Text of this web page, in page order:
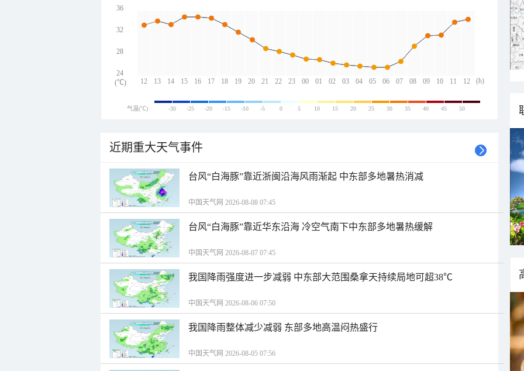
12 13 14 15 16 17 18 19 20 21 22 23 00 01 02 03 04 05 06 07 08 09 10 11 12
36
32
28
24
(h)
(℃)
气温(℃) -30 -25 -20 -15 -10 -5 0 5 10 15 20 25 30 35 40 45 50
近期重大天气事件
台风“白海豚”靠近浙闽沿海风雨渐起 中东部多地暑热消减
中国天气网 2026-08-08 07:45
台风“白海豚”靠近华东沿海 冷空气南下中东部多地暑热缓解
中国天气网 2026-08-07 07:45
我国降雨强度进一步减弱 中东部大范围桑拿天持续局地可超38℃
中国天气网 2026-08-06 07:50
我国降雨整体减少减弱 东部多地高温闷热盛行
中国天气网 2026-08-05 07:56